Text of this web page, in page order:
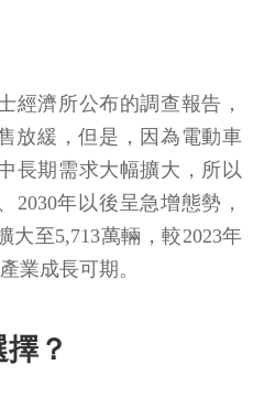
經濟所公布的調查報告，
放緩，但是，因為電動車
長期需求大幅擴大，所以
2030年以後呈急增態勢，
大至5,713萬輛，較2023年
業成長可期。
？